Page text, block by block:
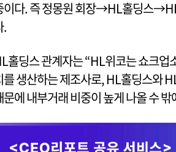
이다. 즉 정몽원 회장→HL홀딩스
.
홀딩스 관계자는 “HL위코는 쇼크업
를 생산하는 제조사로, HL홀딩스와
문에 내부거래 비중이 높게 나올 수